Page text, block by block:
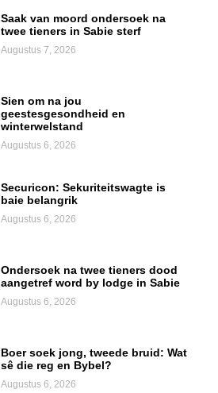
Saak van moord ondersoek na
twee tieners in Sabie sterf
Augustus 7, 2026
Sien om na jou
geestesgesondheid en
winterwelstand
Augustus 6, 2026
Securicon: Sekuriteitswagte is
baie belangrik
Augustus 6, 2026
Ondersoek na twee tieners dood
aangetref word by lodge in Sabie
Augustus 6, 2026
Boer soek jong, tweede bruid: Wat
sê die reg en Bybel?
Augustus 6, 2026